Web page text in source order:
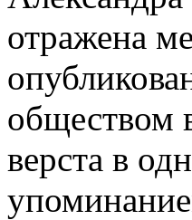
отражена
обществом
верста в